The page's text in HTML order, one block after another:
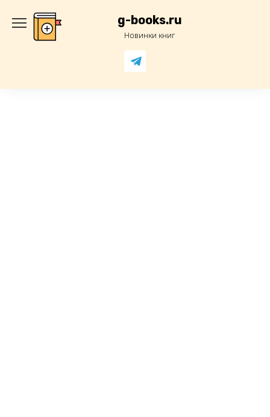
содержанию
g-books.ru
Новинки книг